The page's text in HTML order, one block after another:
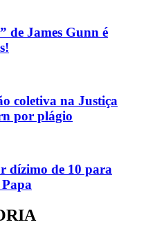
de James Gunn é
coletiva na Justiça
por plágio
dízimo de 10 para
Papa